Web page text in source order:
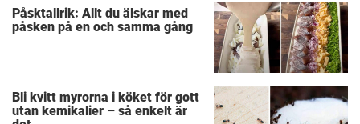
Påsktallrik: Allt du älskar med
påsken på en och samma gång
Bli kvitt myrorna i köket för gott
utan kemikalier – så enkelt är